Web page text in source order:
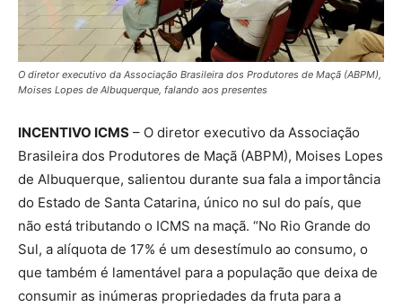
O diretor executivo da Associação Brasileira dos Produtores de Maçã (ABPM),
Moises Lopes de Albuquerque, falando aos presentes
INCENTIVO ICMS – O diretor executivo da Associação
Brasileira dos Produtores de Maçã (ABPM), Moises Lopes
de Albuquerque, salientou durante sua fala a importância
do Estado de Santa Catarina, único no sul do país, que
não está tributando o ICMS na maçã. “No Rio Grande do
Sul, a alíquota de 17% é um desestímulo ao consumo, o
que também é lamentável para a população que deixa de
consumir as inúmeras propriedades da fruta para a